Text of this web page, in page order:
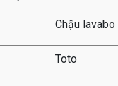
Chậu
Toto